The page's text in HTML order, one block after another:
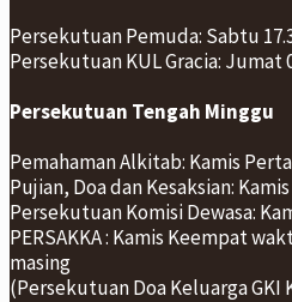
Persekutuan Pemuda: Sabtu
Persekutuan KUL Gracia: Jumat
Persekutuan Tengah Minggu
Pemahaman Alkitab: Kamis
Pujian, Doa dan Kesaksian:
Persekutuan Komisi Dewasa:
PERSAKKA : Kamis Keempat
masing
(Persekutuan Doa Keluarga GKI